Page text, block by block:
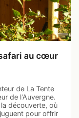
au cœur
de La Tente
de l'Auvergne.
découverte, où
pour offrir